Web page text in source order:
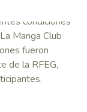
condiciones
Manga Club
fueron
de la RFEG,